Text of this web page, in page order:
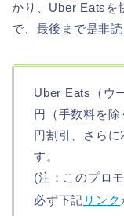
かり、Uber Eatsを
で、最後まで是非
Uber Eats（ウ
円（手数料を
円割引、さらに
す。
(注：このプロ
必ず下記 リンク